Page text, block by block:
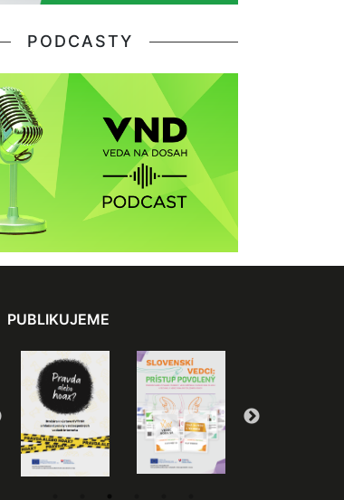
PODCASTY
PUBLIKUJEME